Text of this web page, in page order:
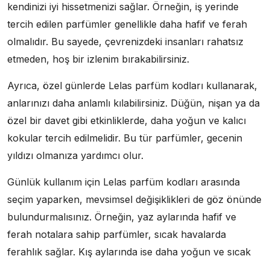
kendinizi iyi hissetmenizi sağlar. Örneğin, iş yerinde
tercih edilen parfümler genellikle daha hafif ve ferah
olmalıdır. Bu sayede, çevrenizdeki insanları rahatsız
etmeden, hoş bir izlenim bırakabilirsiniz.
Ayrıca, özel günlerde Lelas parfüm kodları kullanarak,
anlarınızı daha anlamlı kılabilirsiniz. Düğün, nişan ya da
özel bir davet gibi etkinliklerde, daha yoğun ve kalıcı
kokular tercih edilmelidir. Bu tür parfümler, gecenin
yıldızı olmanıza yardımcı olur.
Günlük kullanım için Lelas parfüm kodları arasında
seçim yaparken, mevsimsel değişiklikleri de göz önünde
bulundurmalısınız. Örneğin, yaz aylarında hafif ve
ferah notalara sahip parfümler, sıcak havalarda
ferahlık sağlar. Kış aylarında ise daha yoğun ve sıcak